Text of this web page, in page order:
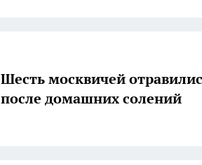
Шесть москвичей
после домашних солений